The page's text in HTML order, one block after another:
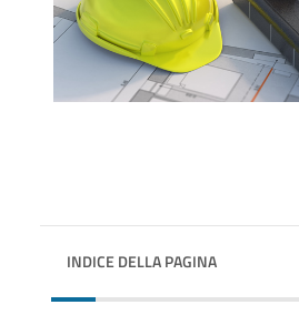
INDICE DELLA PAGINA